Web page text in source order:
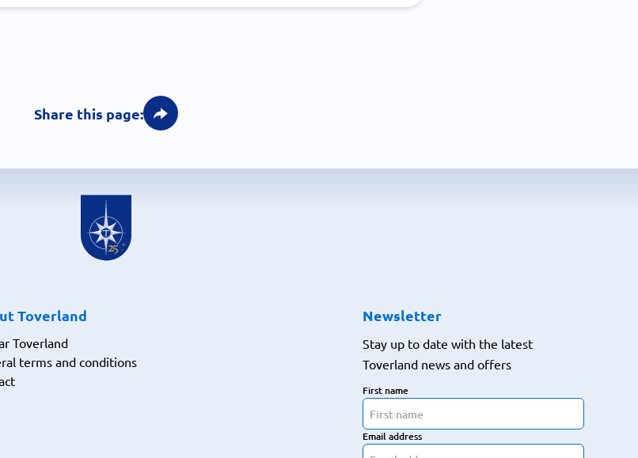
Share this page:
Toverland
Toverland
terms and conditions
Newsletter
Stay up to date with the latest
Toverland news and offers
First name
Email address